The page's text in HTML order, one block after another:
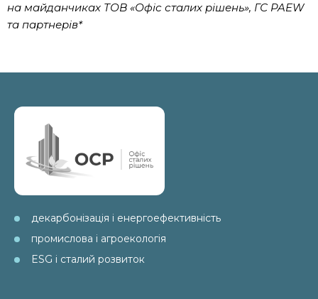
на майданчиках ТОВ «Офіс сталих рішень», ГС PAEW
та партнерів*
декарбонізація і енергоефективність
промислова і агроекологія
ESG і сталий розвиток